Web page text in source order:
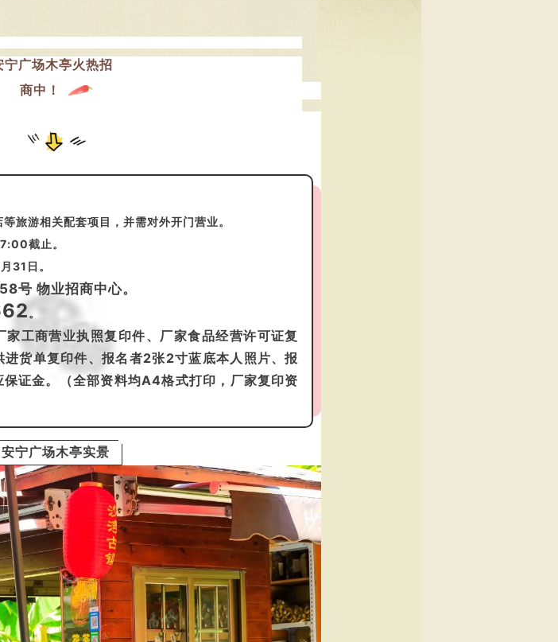
宁广场木亭火热招
商中！
旅游相关配套项目，并需对外开门营业。
截止。
31日。
号 物业招商中心。
。
工商营业执照复印件、厂家食品经营许可证复
货单复印件、报名者2张2寸蓝底本人照片、报
证金。（全部资料均A4格式打印，厂家复印资
安宁广场木亭实景